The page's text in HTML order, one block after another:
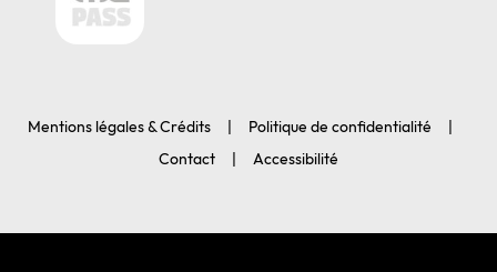
Mentions légales & Crédits
Politique de confidentialité
Contact
Accessibilité